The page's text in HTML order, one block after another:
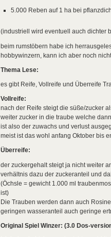
5.000 Reben auf 1 ha bei
(industriell wird eventuell auch dichter
beim rumstöbern habe ich
hobbywinzern, kann ich aber noch
Thema Lese:
es gibt Reife, Vollreife und Überreife
Vollreife:
nach der Reife steigt die süße/zucker
weiter zucker in die traube welche
ist also der zuwachs und verlust
meist ist das wohl anfang Oktober bis
Überreife:
der zuckergehalt steigt ja nicht weiter
verhältnis dazu der zuckeranteil und
(Öchsle = gewicht 1.000 ml
ist)
Die Trauben werden dann auch
geringen wasseranteil auch geringe
Original Spiel Winzer: (3.0 Dos-